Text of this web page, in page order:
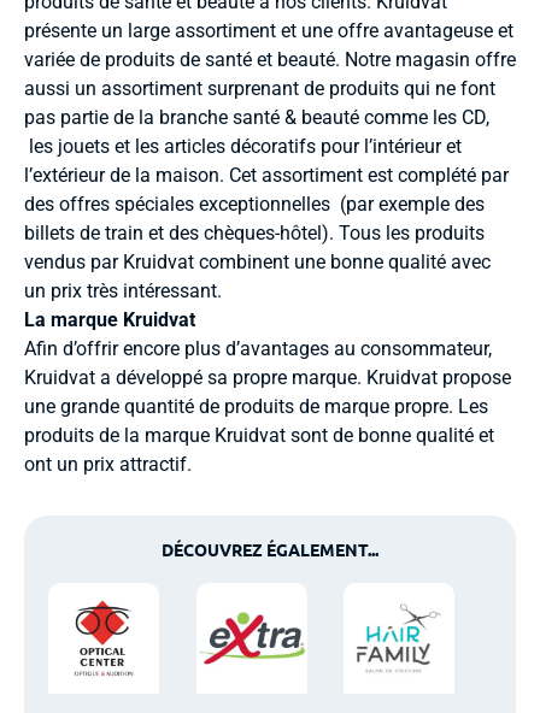
présente un large assortiment et une offre avantageuse et
variée de produits de santé et beauté. Notre magasin offre
aussi un assortiment surprenant de produits qui ne font
pas partie de la branche santé & beauté comme les CD,
les jouets et les articles décoratifs pour l’intérieur et
l’extérieur de la maison. Cet assortiment est complété par
des offres spéciales exceptionnelles (par exemple des
billets de train et des chèques-hôtel). Tous les produits
vendus par Kruidvat combinent une bonne qualité avec
un prix très intéressant.
La marque Kruidvat
Afin d’offrir encore plus d’avantages au consommateur,
Kruidvat a développé sa propre marque. Kruidvat propose
une grande quantité de produits de marque propre. Les
produits de la marque Kruidvat sont de bonne qualité et
ont un prix attractif.
DÉCOUVREZ ÉGALEMENT...